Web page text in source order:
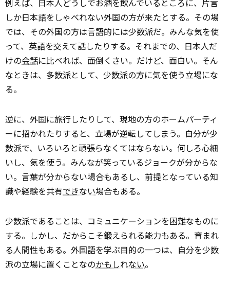
例えば、日本人どうしでお酒を飲んでいるところに、片言
しか日本語をしゃべれない外国の方が来たとする。その場
では、その外国の方は言語的には少数派だ。みんな気を使
って、英語を交えて話したりする。それまでの、日本人だ
けの会話に比べれば、面倒くさい。だけど、面白い。そん
なときは、多数派として、少数派の方に気を使う立場にな
る。
逆に、外国に旅行したりして、現地の方のホームパーティ
ーに招かれたりすると、立場が逆転してしまう。自分が少
数派で、いろいろと頑張らなくてはならない。何しろ心細
いし、気を使う。みんなが笑っているジョークが分からな
い。言葉が分からない場合もあるし、前提となっている知
識や経験を共有できない場合もある。
少数派であることは、コミュニケーションを困難なものに
する。しかし、だからこそ鍛えられる能力もある。育まれ
る人間性もある。外国語を学ぶ目的の一つは、自分を少数
派の立場に置くことなのかもしれない。